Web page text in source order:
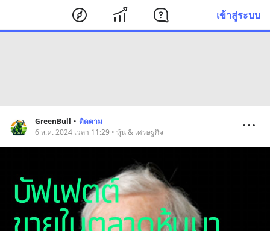
เข้าสู่ระบบ
GreenBull • ติดตาม
6 ส.ค. 2024 เวลา 11:29 • หุ้น & เศรษฐกิจ